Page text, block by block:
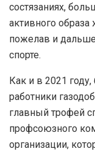
состязаниях,
активного
пожелав и дальше
спорте.
Как и в 2021
работники
главный трофей
профсоюзного
организации,